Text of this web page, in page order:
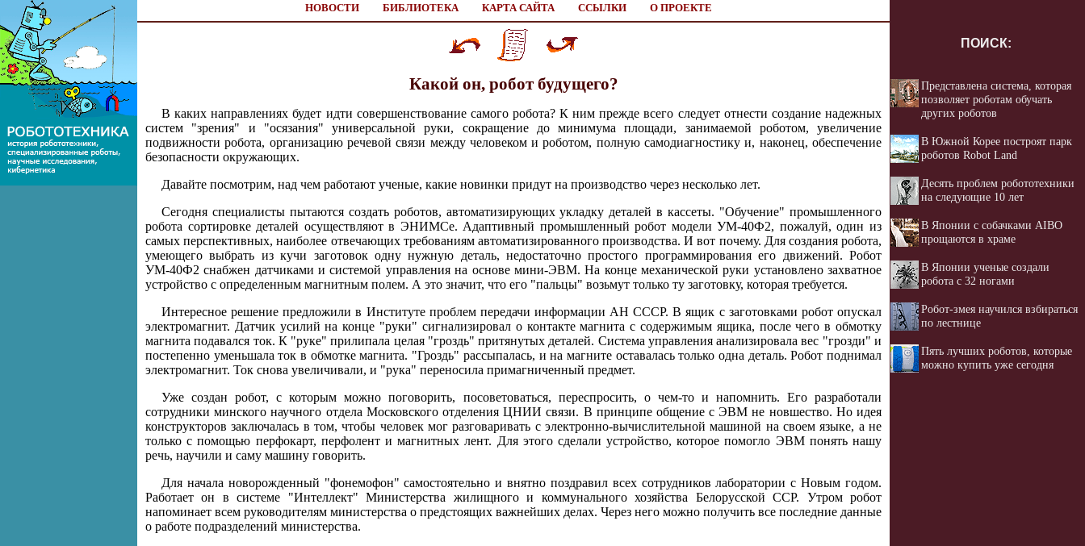
НОВОСТИ БИБЛИОТЕКА КАРТА САЙТА ССЫЛКИ О ПРОЕКТЕ
Какой он, робот будущего?
В каких направлениях будет идти совершенствование самого робота? К ним прежде всего следует отнести создание надежных
систем "зрения" и "осязания" универсальной руки, сокращение до минимума площади, занимаемой роботом, увеличение
подвижности робота, организацию речевой связи между человеком и роботом, полную самодиагностику и, наконец, обеспечение
безопасности окружающих.
Давайте посмотрим, над чем работают ученые, какие новинки придут на производство через несколько лет.
Сегодня специалисты пытаются создать роботов, автоматизирующих укладку деталей в кассеты. "Обучение" промышленного
робота сортировке деталей осуществляют в ЭНИМСе. Адаптивный промышленный робот модели УМ-40Ф2, пожалуй, один из
самых перспективных, наиболее отвечающих требованиям автоматизированного производства. И вот почему. Для создания робота,
умеющего выбрать из кучи заготовок одну нужную деталь, недостаточно простого программирования его движений. Робот
УМ-40Ф2 снабжен датчиками и системой управления на основе мини-ЭВМ. На конце механической руки установлено захватное
устройство с определенным магнитным полем. А это значит, что его "пальцы" возьмут только ту заготовку, которая требуется.
Интересное решение предложили в Институте проблем передачи информации АН СССР. В ящик с заготовками робот опускал
электромагнит. Датчик усилий на конце "руки" сигнализировал о контакте магнита с содержимым ящика, после чего в обмотку
магнита подавался ток. К "руке" прилипала целая "гроздь" притянутых деталей. Система управления анализировала вес "грозди" и
постепенно уменьшала ток в обмотке магнита. "Гроздь" рассыпалась, и на магните оставалась только одна деталь. Робот поднимал
электромагнит. Ток снова увеличивали, и "рука" переносила примагниченный предмет.
Уже создан робот, с которым можно поговорить, посоветоваться, переспросить, о чем-то и напомнить. Его разработали
сотрудники минского научного отдела Московского отделения ЦНИИ связи. В принципе общение с ЭВМ не новшество. Но идея
конструкторов заключалась в том, чтобы человек мог разговаривать с электронно-вычислительной машиной на своем языке, а не
только с помощью перфокарт, перфолент и магнитных лент. Для этого сделали устройство, которое помогло ЭВМ понять нашу
речь, научили и саму машину говорить.
Для начала новорожденный "фонемофон" самостоятельно и внятно поздравил всех сотрудников лаборатории с Новым годом.
Работает он в системе "Интеллект" Министерства жилищного и коммунального хозяйства Белорусской ССР. Утром робот
напоминает всем руководителям министерства о предстоящих важнейших делах. Через него можно получить все последние данные
о работе подразделений министерства.
ПОИСК:
Представлена система, которая
позволяет роботам обучать
других роботов
В Южной Корее построят парк
роботов Robot Land
Десять проблем робототехники
на следующие 10 лет
В Японии с собачками AIBO
прощаются в храме
В Японии ученые создали
робота с 32 ногами
Робот-змея научился взбираться
по лестнице
Пять лучших роботов, которые
можно купить уже сегодня